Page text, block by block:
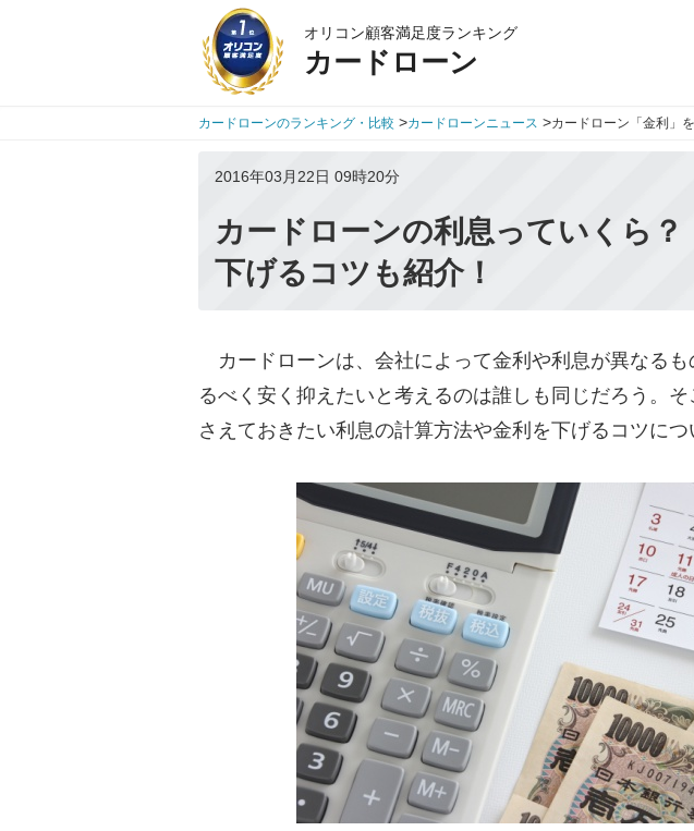
オリコン顧客満足度ランキング
カードローン
カードローンのランキング・比較 >カードローンニュース >カードローン「金利」
2016年03月22日 09時20分
カードローンの利息っていくら
下げるコツも紹介！
カードローンは、会社によって金利や利息が異なるも
るべく安く抑えたいと考えるのは誰しも同じだろう。
さえておきたい利息の計算方法や金利を下げるコツにつ